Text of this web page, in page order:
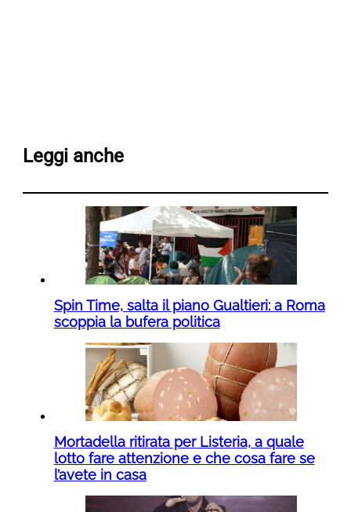
Leggi anche
Spin Time, salta il piano Gualtieri: a Roma
scoppia la bufera politica
Mortadella ritirata per Listeria, a quale
lotto fare attenzione e che cosa fare se
l’avete in casa